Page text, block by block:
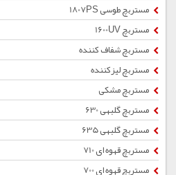
مستربچ طوسی 1807PS
مستربچ 1600UV
مستربچ شفاف کننده
مستربچ لیزکننده
مستربچ مشکی
مستربچ گلبهی 630
مستربچ گلبهی 635
مستربچ قهوه ای 710
مستربچ قهوه ای 700